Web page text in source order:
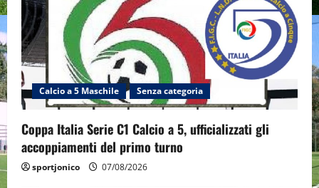
Calcio a 5 Maschile Senza categoria
Coppa Italia Serie C1 Calcio a 5, ufficializzati gli
accoppiamenti del primo turno
sportjonico 07/08/2026